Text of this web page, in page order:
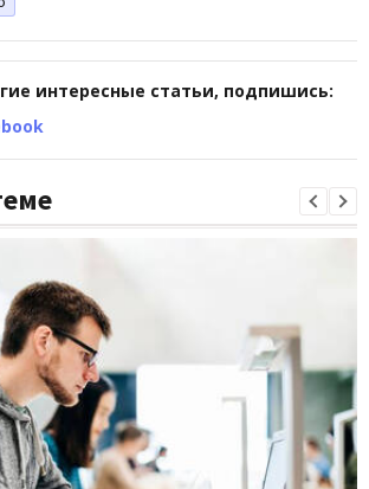
интересные статьи, подпишись: